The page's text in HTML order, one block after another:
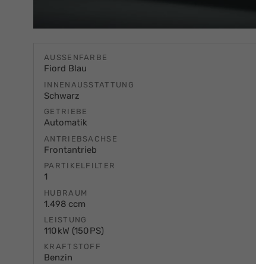
AUSSENFARBE
Fiord Blau
INNENAUSSTATTUNG
Schwarz
GETRIEBE
Automatik
ANTRIEBSACHSE
Frontantrieb
PARTIKELFILTER
1
HUBRAUM
1.498 ccm
LEISTUNG
110 kW (150 PS)
KRAFTSTOFF
Benzin